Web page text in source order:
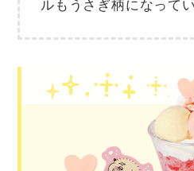
ルもうさぎ柄になってい